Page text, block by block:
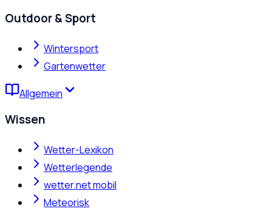
Outdoor & Sport
Wintersport
Gartenwetter
Allgemein
Wissen
Wetter-Lexikon
Wetterlegende
wetter.net mobil
Meteorisk